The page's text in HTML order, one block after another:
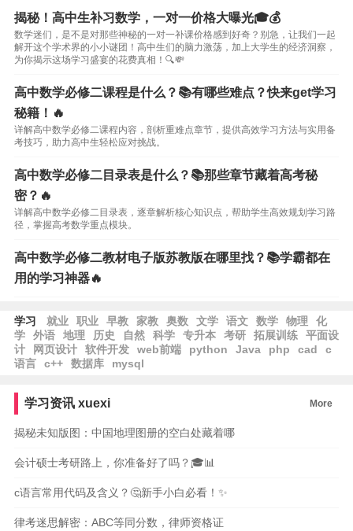
揭秘！高中生补习数学，一对一价格大曝光🎓💰
数学迷们，是不是对那些神秘的一对一补课价格感到好奇？别急，让我们一起
解开这个学术界的小小谜团！高中生们的脑力激荡，加上大学生的经济洞察，
为你揭示这场学习盛宴的花费真相！🔍💸
高中数学必修二课程是什么？📚有哪些难点？快来get学习
秘籍！🔥
详解高中数学必修二课程内容，剖析重难点章节，提供高效学习方法与实用备
考技巧，助力高中生轻松应对挑战。
高中数学必修二目录表是什么？📚那些章节藏着高考秘
密？🔥
详解高中数学必修二目录表，逐章解析核心知识点，帮助学生高效规划学习路
径，掌握高考数学重点模块。
高中数学必修二教材电子版苏教版在哪里找？📚学霸都在
用的学习神器🔥
学习 就业 职业 早教 家教 奥数 文学 语文 数学 物理
化
学
外语 地理 历史 自然 科学 专升本 考研 拓展训练
平面设
计
网页设计 软件开发 web前端 python Java php cad
c
语言
c++ 数据库 mysql
学习资讯 xuexi More
揭秘未知版图：中国地理图册的空白处藏着哪
会计硕士考研路上，你准备好了吗？🎓📊
c语言常用代码及含义？🤔新手小白必看！✨
律考迷思解密：ABC等同分数，律师资格证